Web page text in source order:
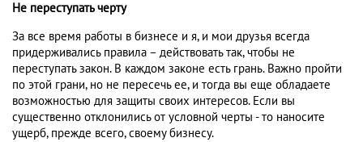
Не переступать черту
За все время работы в бизнесе и я, и мои друзья всегда
придерживались правила – действовать так, чтобы не
переступать закон. В каждом законе есть грань. Важно пройти
по этой грани, но не пересечь ее, и тогда вы еще обладаете
возможностью для защиты своих интересов. Если вы
существенно отклонились от условной черты - то наносите
ущерб, прежде всего, своему бизнесу.